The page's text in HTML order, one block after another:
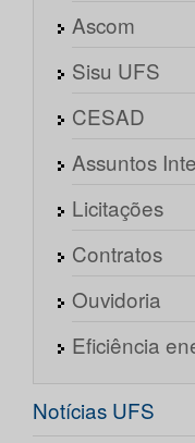
Ascom
Sisu UFS
CESAD
Assuntos
Licitações
Contratos
Ouvidoria
Eficiência
Notícias UFS